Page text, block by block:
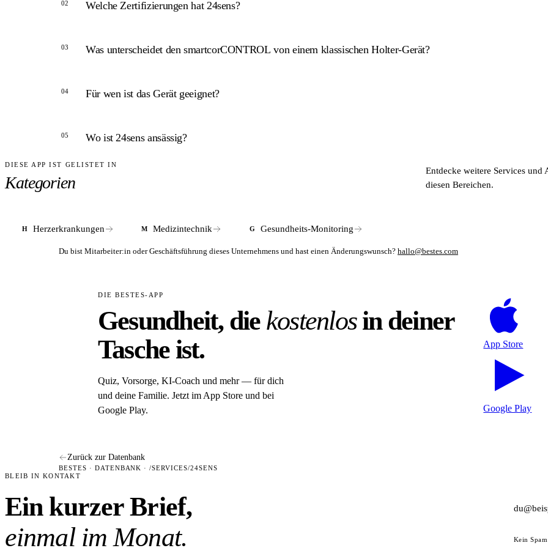
02 Welche Zertifizierungen hat 24sens?
24sens GmbH ist seit 2021 nach DIN EN ISO 13485 zertifiziert, dem internationalen Qualitätsmanagementstandard für
03 Was unterscheidet den smartcorCONTROL von einem klassischen Holter-Gerät?
Holter-Rekorder erfordern professionelle Anlage und müssen in der Praxis ausgelesen werden. Der smartcorCONTROL
04 Für wen ist das Gerät geeignet?
Für Erwachsene mit Herzrhythmusstörungen oder Schlaganfallrisiko sowie Kardiologiepraxen und betriebliche
05 Wo ist 24sens ansässig?
ANTWORT
DIESE APP IST GELISTET IN
Kategorien
Entdecke weitere Services und
diesen Bereichen.
H Herzerkrankungen M Medizintechnik G Gesundheits-Monitoring
Du bist Mitarbeiter:in oder Geschäftsführung dieses Unternehmens und hast einen Änderungswunsch? hallo@bestes.com
DIE BESTES-APP
Gesundheit, die kostenlosin deiner
Tasche ist.
Quiz, Vorsorge, KI-Coach und mehr — für dich
und deine Familie. Jetzt im App Store und bei
Google Play.
App Store
Google Play
Zurück zur Datenbank
BESTES · DATENBANK · /SERVICES/24SENS
BLEIB IN KONTAKT
Ein kurzer Brief,
einmal im Monat.
Kein Spam